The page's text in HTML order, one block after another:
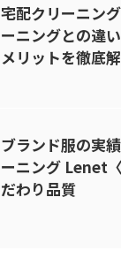
宅配クリーニン
ーニングとの違
メリットを徹底
ブランド服の実
ーニング Lenet
だわり品質